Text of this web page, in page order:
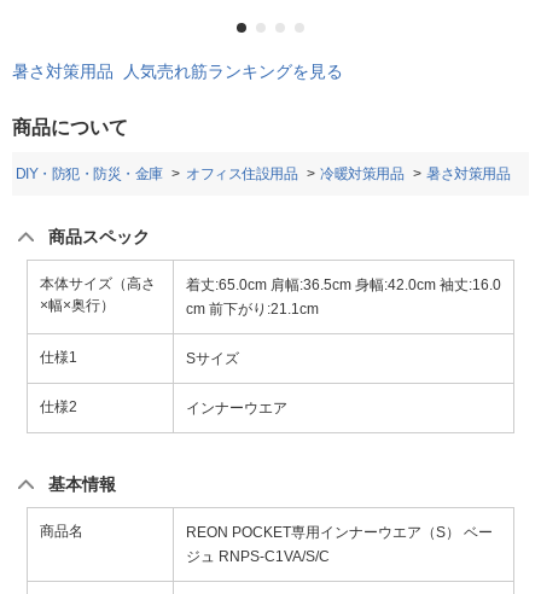
暑さ対策用品 人気売れ筋ランキングを見る
商品について
DIY・防犯・防災・金庫 オフィス住設用品 冷暖対策用品 暑さ対策用品
商品スペック
本体サイズ（高さ
×幅×奥行）
着丈:65.0cm 肩幅:36.5cm 身幅:42.0cm 袖丈:16.0
cm 前下がり:21.1cm
仕様1 Sサイズ
仕様2 インナーウエア
基本情報
商品名
REON POCKET専用インナーウエア（S） ベー
ジュ RNPS-C1VA/S/C